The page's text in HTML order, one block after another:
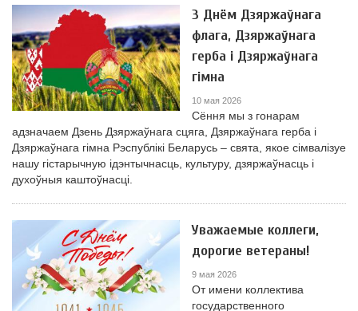
З Днём Дзяржаўнага
флага, Дзяржаўнага
герба і Дзяржаўнага
гімна
10 мая 2026
Сёння мы з гонарам
адзначаем Дзень Дзяржаўнага сцяга, Дзяржаўнага герба і
Дзяржаўнага гімна Рэспублікі Беларусь – свята, якое сімвалізуе
нашу гістарычную ідэнтычнасць, культуру, дзяржаўнасць і
духоўныя каштоўнасці.
Уважаемые коллеги,
дорогие ветераны!
9 мая 2026
От имени коллектива
государственного